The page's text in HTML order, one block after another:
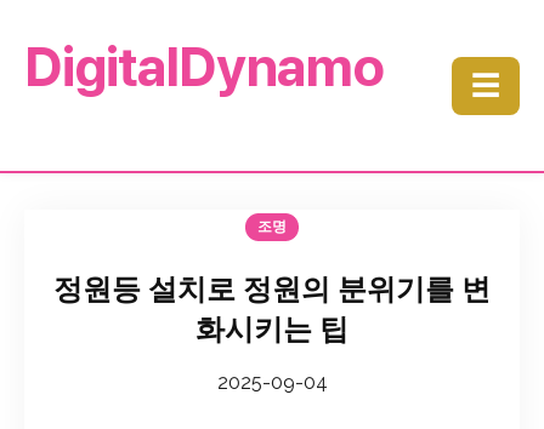
DigitalDynamo ☰
조명
정원등 설치로 정원의 분위기를 변
화시키는 팁
2025-09-04